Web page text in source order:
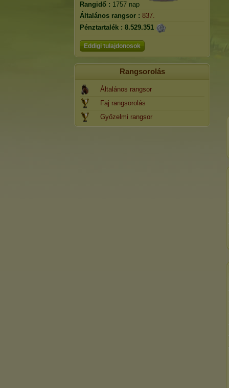
Rangidő : 1757 nap
Általános rangsor : 837.
Pénztartalék : 8.529.351
Eddigi tulajdonosok
Rangsorolás
Általános rangsor
Faj rangsorolás
Győzelmi rangsor